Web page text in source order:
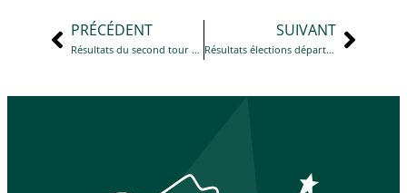
PRÉCÉDENT
Résultats du second tour de l’élection municipale partielle complémentaire
SUIVANT
Résultats élections départementales et régionales – 1er tour du 20 juin 2021